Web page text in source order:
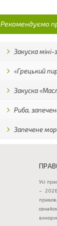
Рекомендуємо
Закуска міні-
«Грецький
Закуска
Риба,
Запечене
Усі
–